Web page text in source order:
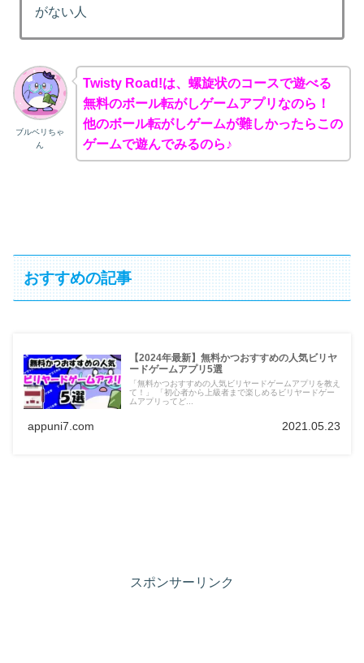
がない人
ブルベリちゃ
ん
Twisty Road!は、螺旋状のコースで遊べる
無料のボール転がしゲームアプリなのら！
他のボール転がしゲームが難しかったらこの
ゲームで遊んでみるのら♪
おすすめの記事
【2024年最新】無料かつおすすめの人気ビリヤ
ードゲームアプリ5選
「無料かつおすすめの人気ビリヤードゲームアプリを教え
て！」 「初心者から上級者まで楽しめるビリヤードゲー
ムアプリってど...
appuni7.com 2021.05.23
スポンサーリンク